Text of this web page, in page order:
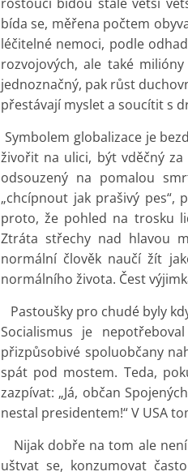
bída se, měřena počtem
léčitelné nemoci, podle
rozvojových, ale také
jednoznačný, pak růst
přestávají myslet a soucítit s
Symbolem globalizace je
živořit na ulici, být vděčný
odsouzený na pomalou
„chcípnout jak prašivý pes“,
proto, že pohled na trosku
Ztráta střechy nad hlavou
normální člověk naučí žít
normálního života. Čest
Pastoušky pro chudé byly
Socialismus je
přizpůsobivé spoluobčany
spát pod mostem. Teda,
zazpívat: „Já, občan
nestal presidentem!“ V USA
Nijak dobře na tom ale
uštvat se, konzumovat